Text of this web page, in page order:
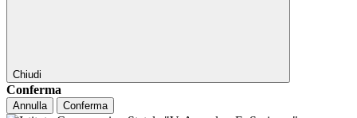
Chiudi
Conferma
Annulla Conferma